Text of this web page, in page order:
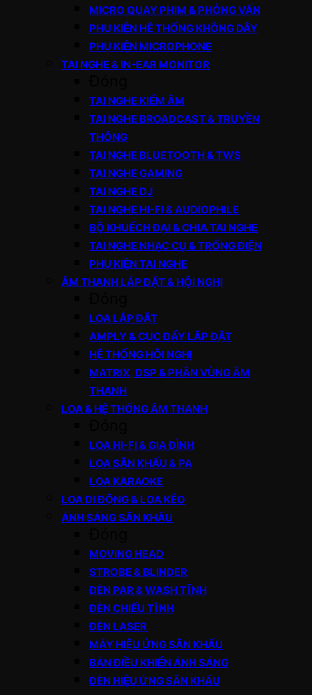
MICRO QUAY PHIM & PHỎNG VẤN
PHỤ KIỆN HỆ THỐNG KHÔNG DÂY
PHỤ KIỆN MICROPHONE
TAI NGHE & IN-EAR MONITOR
TAI NGHE KIỂM ÂM
TAI NGHE BROADCAST & TRUYỀN
THÔNG
TAI NGHE BLUETOOTH & TWS
TAI NGHE GAMING
TAI NGHE DJ
TAI NGHE HI-FI & AUDIOPHILE
BỘ KHUẾCH ĐẠI & CHIA TAI NGHE
TAI NGHE NHẠC CỤ & TRỐNG ĐIỆN
PHỤ KIỆN TAI NGHE
ÂM THANH LẮP ĐẶT & HỘI NGHỊ
LOA LẮP ĐẶT
AMPLY & CỤC ĐẨY LẮP ĐẶT
HỆ THỐNG HỘI NGHỊ
MATRIX, DSP & PHÂN VÙNG ÂM
THANH
LOA & HỆ THỐNG ÂM THANH
LOA HI-FI & GIA ĐÌNH
LOA SÂN KHẤU & PA
LOA KARAOKE
LOA DI ĐỘNG & LOA KÉO
ÁNH SÁNG SÂN KHẤU
MOVING HEAD
STROBE & BLINDER
ĐÈN PAR & WASH TĨNH
ĐÈN CHIẾU TĨNH
ĐÈN LASER
MÁY HIỆU ỨNG SÂN KHẤU
BÀN ĐIỀU KHIỂN ÁNH SÁNG
ĐÈN HIỆU ỨNG SÂN KHẤU